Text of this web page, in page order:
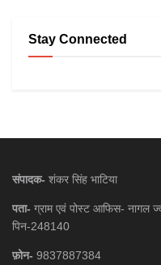
Stay Connected
संपादक- शंकर सिंह भाटिया
पता- ग्राम एवं पोस्ट आफिस- नागल
पिन-248140
फ़ोन- 9837887384